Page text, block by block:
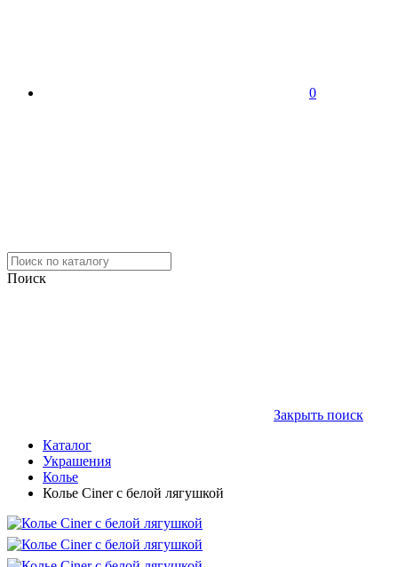
0
Поиск
Закрыть поиск
Каталог
Украшения
Колье
Колье Ciner с белой лягушкой